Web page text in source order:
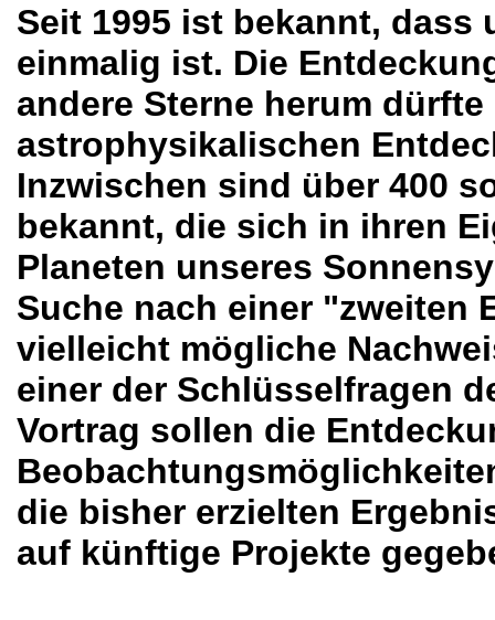
Seit 1995 ist bekannt,
einmalig ist. Die
andere Sterne herum
astrophysikalischen
Inzwischen sind über 400
bekannt, die sich in ihren
Planeten unseres
Suche nach einer "zweiten
vielleicht mögliche
einer der Schlüsselfragen
Vortrag sollen die
die bisher erzielten
auf künftige Projekte